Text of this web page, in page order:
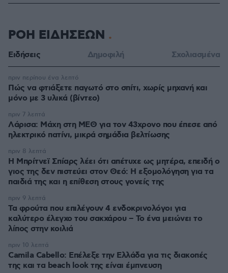
ΡΟΗ ΕΙΔΗΣΕΩΝ
Ειδήσεις Δημοφιλή Σχολιασμένα
Πώς να φτιάξετε παγωτό στο σπίτι, χωρίς μηχανή και
μόνο με 3 υλικά (βίντεο)
πριν περίπου ένα λεπτό
Λάρισα: Μάχη στη ΜΕΘ για τον 43χρονο που έπεσε από
ηλεκτρικό πατίνι, μικρά σημάδια βελτίωσης
πριν 7 λεπτά
Η Μπρίτνεϊ Σπίαρς λέει ότι απέτυχε ως μητέρα, επειδή ο
γιος της δεν πιστεύει στον Θεό: Η εξομολόγηση για τα
παιδιά της και η επίθεση στους γονείς της
πριν 8 λεπτά
Τα φρούτα που επιλέγουν 4 ενδοκρινολόγοι για
καλύτερο έλεγχο του σακχάρου – Το ένα μειώνει το
λίπος στην κοιλιά
πριν 9 λεπτά
Camila Cabello: Επέλεξε την Ελλάδα για τις διακοπές
της και τα beach look της είναι έμπνευση
πριν 10 λεπτά